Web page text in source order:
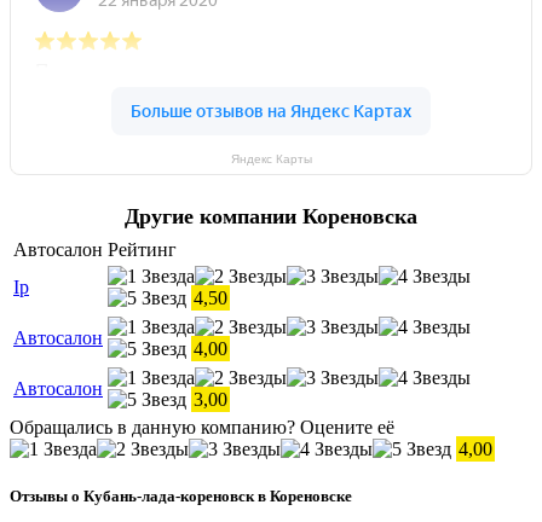
Яндекс Карты
Другие компании Кореновска
Автосалон Рейтинг
Ip
4,50
Автосалон
4,00
Автосалон
3,00
Обращались в данную компанию? Оцените её
4,00
Отзывы о Кубань-лада-кореновск в Кореновске